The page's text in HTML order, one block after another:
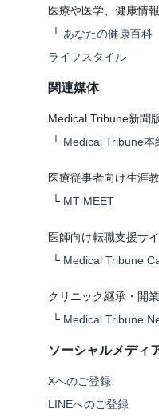
医療や医学、健康情
└ あなたの健康百科
ライフスタイル
関連媒体
Medical Tribune新聞
└ Medical Tribune本
医療従事者向け生涯
└ MT-MEET
医師向け転職支援サ
└ Medical Tribune
クリニック継承・開
└ Medical Tribune
ソーシャルメディ
Xへのご登録
LINEへのご登録